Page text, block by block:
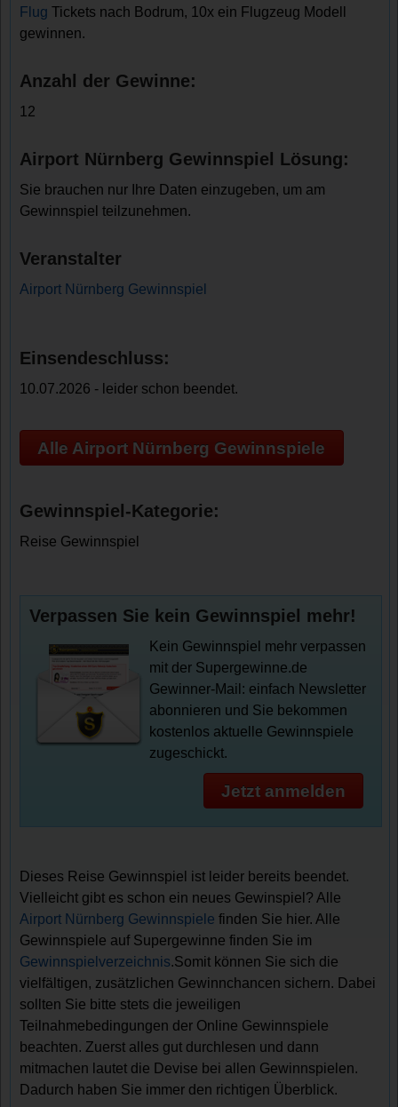
Flug Tickets nach Bodrum, 10x ein Flugzeug Modell
gewinnen.
Anzahl der Gewinne:
12
Airport Nürnberg Gewinnspiel Lösung:
Sie brauchen nur Ihre Daten einzugeben, um am
Gewinnspiel teilzunehmen.
Veranstalter
Airport Nürnberg Gewinnspiel
Einsendeschluss:
10.07.2026 - leider schon beendet.
Alle Airport Nürnberg Gewinnspiele
Gewinnspiel-Kategorie:
Reise Gewinnspiel
Verpassen Sie kein Gewinnspiel mehr!
Kein Gewinnspiel mehr verpassen
mit der Supergewinne.de
Gewinner-Mail: einfach Newsletter
abonnieren und Sie bekommen
kostenlos aktuelle Gewinnspiele
zugeschickt.
Jetzt anmelden
Dieses Reise Gewinnspiel ist leider bereits beendet.
Vielleicht gibt es schon ein neues Gewinspiel? Alle
Airport Nürnberg Gewinnspiele finden Sie hier. Alle
Gewinnspiele auf Supergewinne finden Sie im
Gewinnspielverzeichnis.Somit können Sie sich die
vielfältigen, zusätzlichen Gewinnchancen sichern. Dabei
sollten Sie bitte stets die jeweiligen
Teilnahmebedingungen der Online Gewinnspiele
beachten. Zuerst alles gut durchlesen und dann
mitmachen lautet die Devise bei allen Gewinnspielen.
Dadurch haben Sie immer den richtigen Überblick.